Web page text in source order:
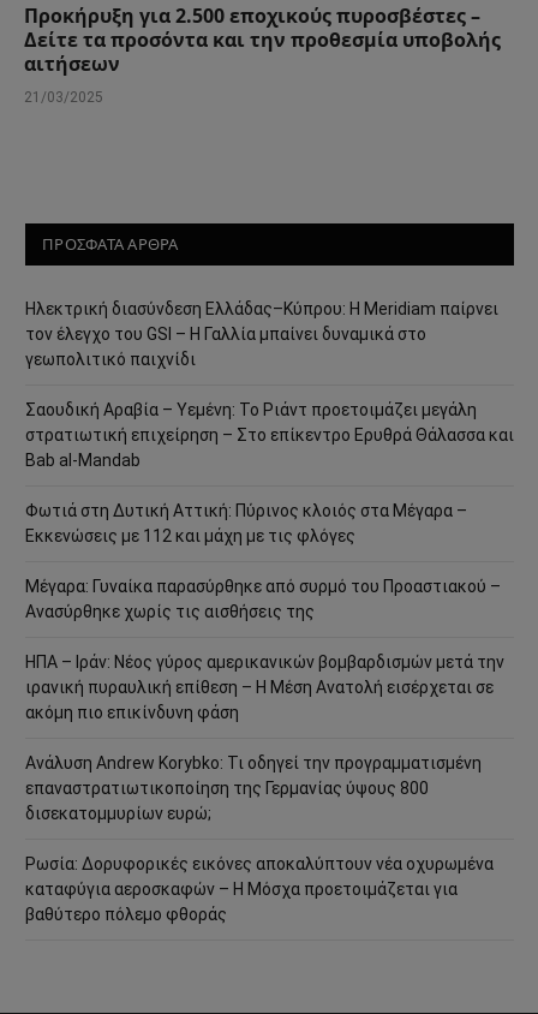
Προκήρυξη για 2.500 εποχικούς πυροσβέστες –
Δείτε τα προσόντα και την προθεσμία υποβολής
αιτήσεων
21/03/2025
ΠΡΟΣΦΑΤΑ ΑΡΘΡΑ
Ηλεκτρική διασύνδεση Ελλάδας–Κύπρου: Η Meridiam παίρνει
τον έλεγχο του GSI – Η Γαλλία μπαίνει δυναμικά στο
γεωπολιτικό παιχνίδι
Σαουδική Αραβία – Υεμένη: Το Ριάντ προετοιμάζει μεγάλη
στρατιωτική επιχείρηση – Στο επίκεντρο Ερυθρά Θάλασσα και
Bab al-Mandab
Φωτιά στη Δυτική Αττική: Πύρινος κλοιός στα Μέγαρα –
Εκκενώσεις με 112 και μάχη με τις φλόγες
Μέγαρα: Γυναίκα παρασύρθηκε από συρμό του Προαστιακού –
Ανασύρθηκε χωρίς τις αισθήσεις της
ΗΠΑ – Ιράν: Νέος γύρος αμερικανικών βομβαρδισμών μετά την
ιρανική πυραυλική επίθεση – Η Μέση Ανατολή εισέρχεται σε
ακόμη πιο επικίνδυνη φάση
Ανάλυση Andrew Korybko: Τι οδηγεί την προγραμματισμένη
επαναστρατιωτικοποίηση της Γερμανίας ύψους 800
δισεκατομμυρίων ευρώ;
Ρωσία: Δορυφορικές εικόνες αποκαλύπτουν νέα οχυρωμένα
καταφύγια αεροσκαφών – Η Μόσχα προετοιμάζεται για
βαθύτερο πόλεμο φθοράς